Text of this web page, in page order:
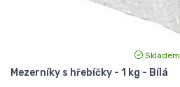
Skladem
Mezerníky s hřebíčky - 1 kg - Bílá